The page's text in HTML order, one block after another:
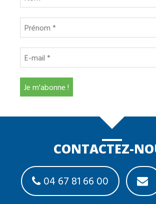
CONTACTEZ-
04 67 81 66 00